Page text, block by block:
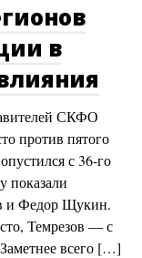
в
СКФО
против пятого
с 36-го
показали
и Федор Щукин.
Темрезов — с
всего […]